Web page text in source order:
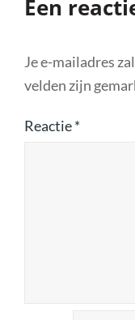
Een
Je e-mailadres
velden zijn
Reactie*